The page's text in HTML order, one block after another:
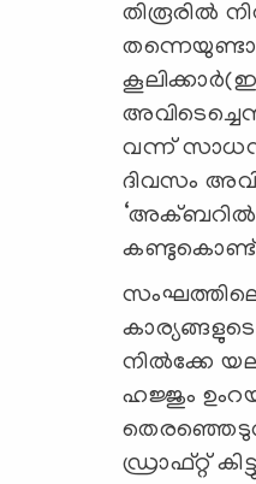
തിരൂരില്‍
വന്ന്
ദിവസം
‘അക്ബറില്‍’
കണ്ടുകൊണ്ട്
നില്‍ക്കേ
ഹജ്ജും
ഡ്രാഫ്റ്റ്